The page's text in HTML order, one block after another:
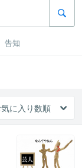
告知